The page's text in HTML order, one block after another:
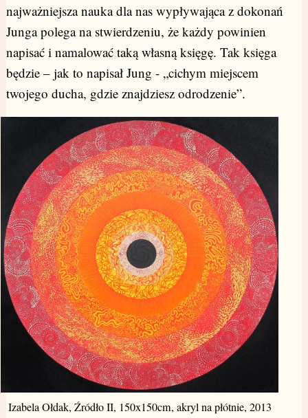
najważniejsza nauka dla nas wypływająca z dokonań
Junga polega na stwierdzeniu, że każdy powinien
napisać i namalować taką własną księgę. Tak księga
będzie – jak to napisał Jung - „cichym miejscem
twojego ducha, gdzie znajdziesz odrodzenie”.
Izabela Ołdak, Źródło II, 150x150cm, akryl na płótnie, 2013